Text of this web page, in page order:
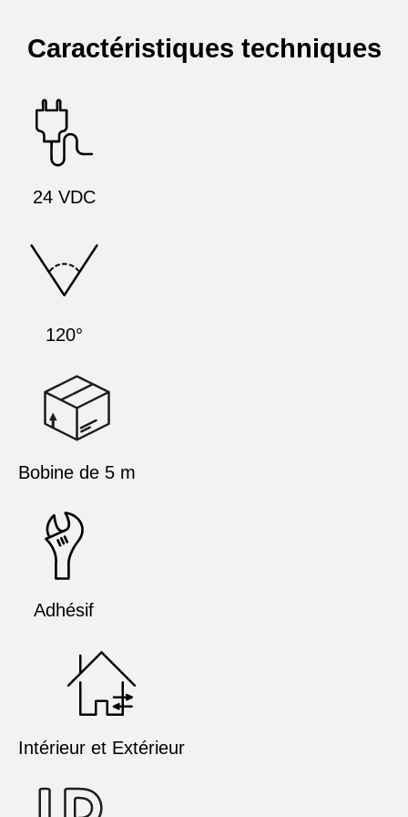
Caractéristiques techniques
24 VDC
120°
Bobine de 5 m
Adhésif
Intérieur et Extérieur